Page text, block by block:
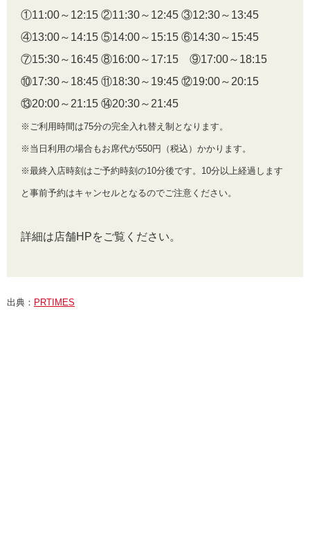
①11:00～12:15 ②11:30～12:45 ③12:30～13:45
④13:00～14:15 ⑤14:00～15:15 ⑥14:30～15:45
⑦15:30～16:45 ⑧16:00～17:15 ⑨17:00～18:15
⑩17:30～18:45 ⑪18:30～19:45 ⑫19:00～20:15
⑬20:00～21:15 ⑭20:30～21:45
※ご利用時間は75分の完全入れ替え制となります。
※当日利用の場合もお席代が550円（税込）かかります。
※最終入店時刻はご予約時刻の10分後です。10分以上経過します
と事前予約はキャンセルとなるのでご注意ください。
詳細は店舗HPをご覧ください。
出典： PRTIMES